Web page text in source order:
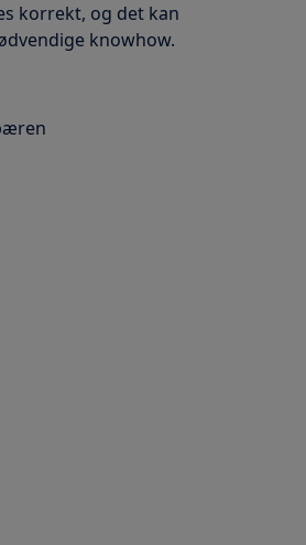
korrekt, og det kan
knowhow.